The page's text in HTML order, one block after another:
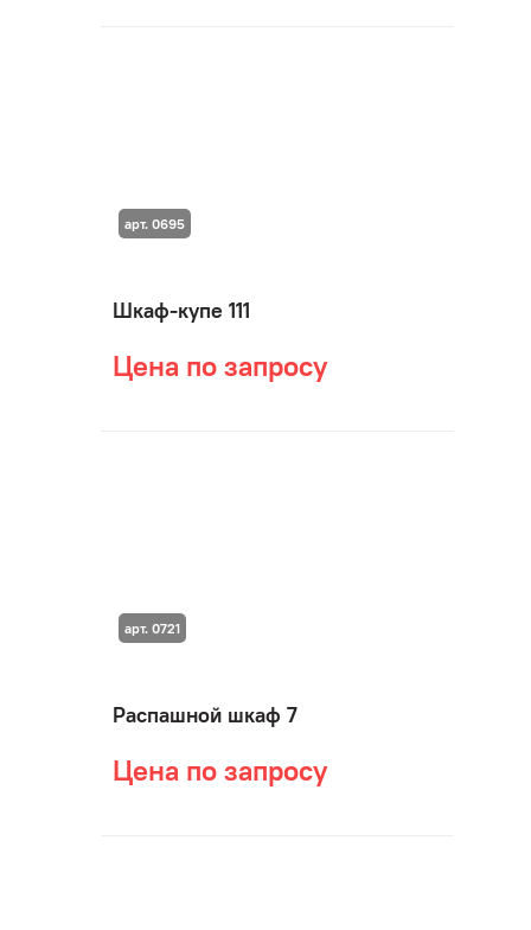
Шкаф-купе 111
Цена по запросу
арт. 0695
Распашной шкаф 7
Цена по запросу
арт. 0721